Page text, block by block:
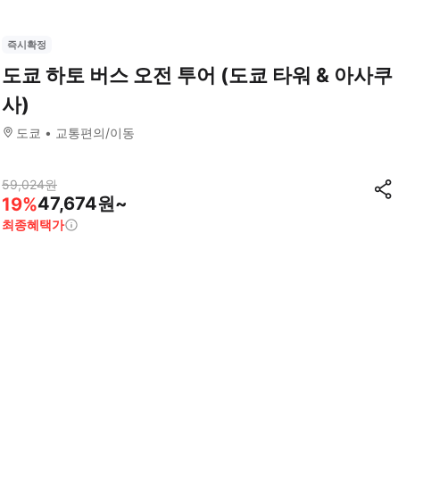
즉시확정
도쿄 하토 버스 오전 투어 (도쿄 타워 & 아사쿠
사)
도쿄 교통편의/이동
59,024원
19%47,674원~
최종혜택가